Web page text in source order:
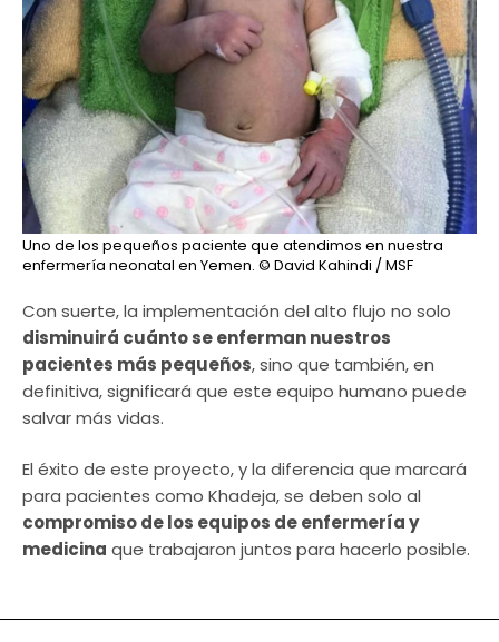
Uno de los pequeños paciente que atendimos en nuestra
enfermería neonatal en Yemen. © David Kahindi / MSF
Con suerte, la implementación del alto flujo no solo
disminuirá cuánto se enferman nuestros
pacientes más pequeños, sino que también, en
definitiva, significará que este equipo humano puede
salvar más vidas.
El éxito de este proyecto, y la diferencia que marcará
para pacientes como Khadeja, se deben solo al
compromiso de los equipos de enfermería y
medicina que trabajaron juntos para hacerlo posible.